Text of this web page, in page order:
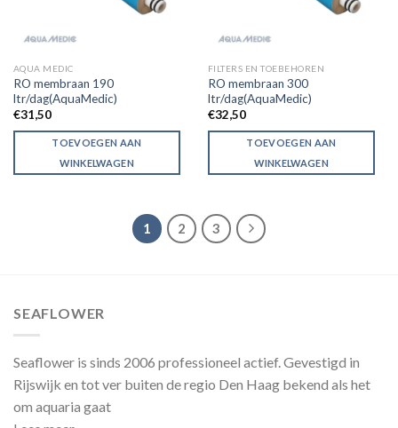
AQUA MEDIC
RO membraan 190
ltr/dag(AquaMedic)
€31,50
TOEVOEGEN AAN
WINKELWAGEN
FILTERS EN TOEBEHOREN
RO membraan 300
ltr/dag(AquaMedic)
€32,50
TOEVOEGEN AAN
WINKELWAGEN
1 2 3
SEAFLOWER
Seaflower is sinds 2006 professioneel actief. Gevestigd in
Rijswijk en tot ver buiten de regio Den Haag bekend als het
om aquaria gaat